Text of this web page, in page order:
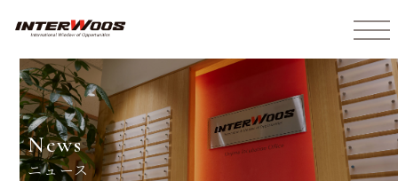
news
ニュース